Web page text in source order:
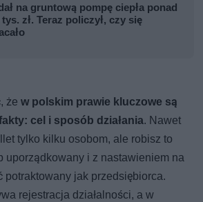
na gruntową pompę ciepła ponad
tys. zł. Teraz policzył, czy się
żew polskim prawie kluczowe są
cel i sposób działania. Nawet
tylko kilku osobom, ale robisz to
uporządkowany i z nastawieniem na
potraktowany jak przedsiębiorca.
rejestracja działalności, a w